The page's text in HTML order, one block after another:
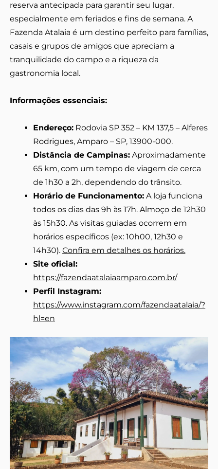
reserva antecipada para garantir seu lugar,
especialmente em feriados e fins de semana. A
Fazenda Atalaia é um destino perfeito para famílias,
casais e grupos de amigos que apreciam a
tranquilidade do campo e a riqueza da
gastronomia local.
Informações essenciais:
Endereço: Rodovia SP 352 – KM 137,5 – Alferes
Rodrigues, Amparo – SP, 13900-000.
Distância de Campinas: Aproximadamente
65 km, com um tempo de viagem de cerca
de 1h30 a 2h, dependendo do trânsito.
Horário de Funcionamento: A loja funciona
todos os dias das 9h às 17h. Almoço de 12h30
às 15h30. As visitas guiadas ocorrem em
horários específicos (ex: 10h00, 12h30 e
14h30). Confira em detalhes os horários.
Site oficial:
https://fazendaatalaiaamparo.com.br/
Perfil Instagram:
https://www.instagram.com/fazendaatalaia/?
hl=en